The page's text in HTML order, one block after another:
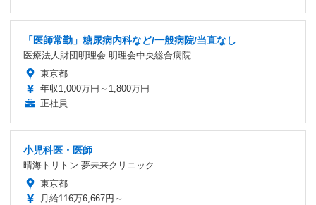
「医師常勤」糖尿病内科など/一般病院/当直なし
医療法人財団明理会 明理会中央総合病院
東京都
年収1,000万円～1,800万円
正社員
小児科医・医師
晴海トリトン 夢未来クリニック
東京都
月給116万6,667円～